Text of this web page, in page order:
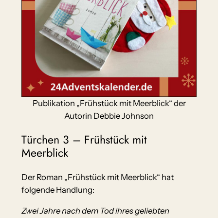
Publikation „Frühstück mit Meerblick“ der
Autorin Debbie Johnson
Türchen 3 – Frühstück mit
Meerblick
Der Roman „Frühstück mit Meerblick“ hat
folgende Handlung:
Zwei Jahre nach dem Tod ihres geliebten